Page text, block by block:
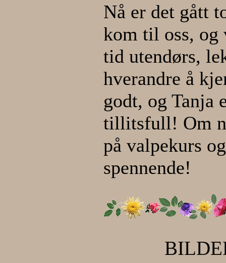
Nå er det gått
kom til oss,
tid utendørs,
hverandre å
godt, og Tanja
tillitsfull! Om
på valpekurs
spennende!